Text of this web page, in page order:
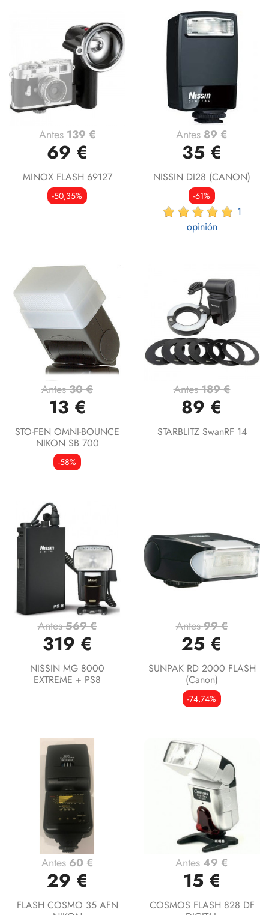
Antes139 €
69 €
MINOX FLASH 69127
-50,35%
Antes89 €
35 €
NISSIN DI28 (CANON)
-61%
1
opinión
Antes30 €
13 €
STO-FEN OMNI-BOUNCE
NIKON SB 700
-58%
Antes189 €
89 €
STARBLITZ SwanRF 14
Antes569 €
319 €
NISSIN MG 8000
EXTREME + PS8
Antes99 €
25 €
SUNPAK RD 2000 FLASH
(canon)
-74,74%
Antes60 €
29 €
FLASH COSMO 35 AFN
Antes49 €
15 €
COSMOS FLASH 828 DF